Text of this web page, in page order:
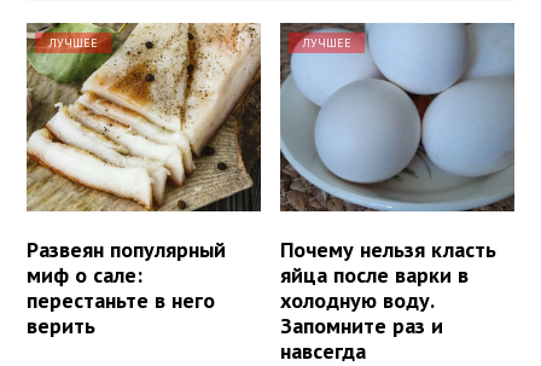
ЛУЧШЕЕ
Развеян популярный
миф о сале:
перестаньте в него
верить
ЛУЧШЕЕ
Почему нельзя класть
яйца после варки в
холодную воду.
Запомните раз и
навсегда